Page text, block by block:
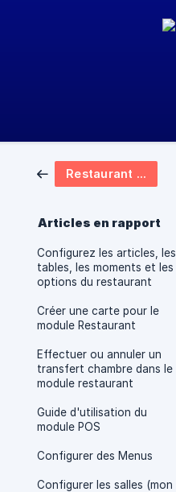
Restaurant - POS
Articles en rapport
Configurez les articles, les
tables, les moments et les
options du restaurant
Créer une carte pour le
module Restaurant
Effectuer ou annuler un
transfert chambre dans le
module restaurant
Guide d'utilisation du
module POS
Configurer des Menus
Configurer les salles (mon